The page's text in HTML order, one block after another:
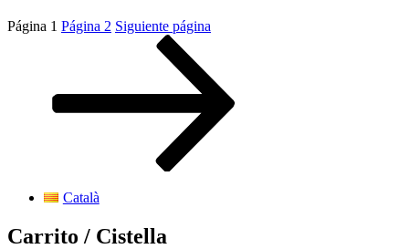
Página 1 Página 2 Siguiente página
Català
Carrito / Cistella